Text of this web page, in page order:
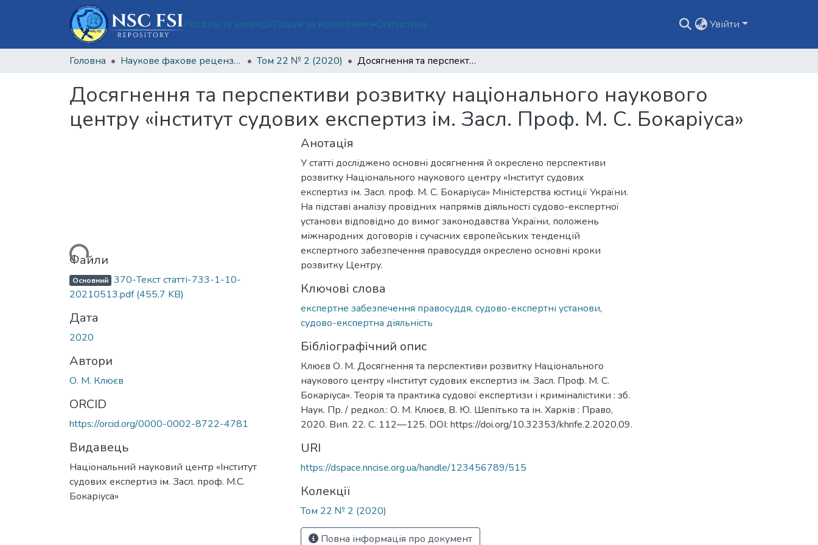
Розділи та колекціїПошук за критеріями Статистика Увійти
Головна Наукове фахове рецензоване видання відкритого доступу "Теорія та практика судової експертизи і криміналістики" Том 22 № 2 (2020) Досягнення та перспективи розвитку національного наукового центру «інститут судових експертиз ім. Засл. Проф. М. С. Бокаріуса»
Досягнення та перспективи розвитку національного наукового
центру «інститут судових експертиз ім. Засл. Проф. М. С. Бокаріуса»
Вантажиться...Файли
Основний 370-Текст статті-733-1-10-
20210513.pdf(455,7 KB)
Дата
2020
Автори
О. М. Клюєв
ORCID
https://orcid.org/0000-0002-8722-4781
Видавець
Національний науковий центр «Інститут
судових експертиз ім. Засл. проф. М.С.
Бокаріуса»
Анотація
У статті досліджено основні досягнення й окреслено перспективи
розвитку Національного наукового центру «Інститут судових
експертиз ім. Засл. проф. М. С. Бокаріуса» Міністерства юстиції України.
На підставі аналізу провідних напрямів діяльності судово-експертної
установи відповідно до вимог законодавства України, положень
міжнародних договорів і сучасних європейських тенденцій
експертного забезпечення правосуддя окреслено основні кроки
розвитку Центру.
Ключові слова
експертне забезпечення правосуддя, судово-експертні установи,
судово-експертна діяльність
Бібліографічний опис
Клюєв О. М. Досягнення та перспективи розвитку Національного
наукового центру «Інститут судових експертиз ім. Засл. Проф. М. С.
Бокаріуса». Теорія та практика судової експертизи і криміналістики : зб.
Наук. Пр. / редкол.: О. М. Клюєв, В. Ю. Шепітько та ін. Харків : Право,
2020. Вип. 22. С. 112—125. DOI: https://doi.org/10.32353/khrife.2.2020.09.
URI
https://dspace.nncise.org.ua/handle/123456789/515
Колекції
Том 22 № 2 (2020)
Повна інформація про документ